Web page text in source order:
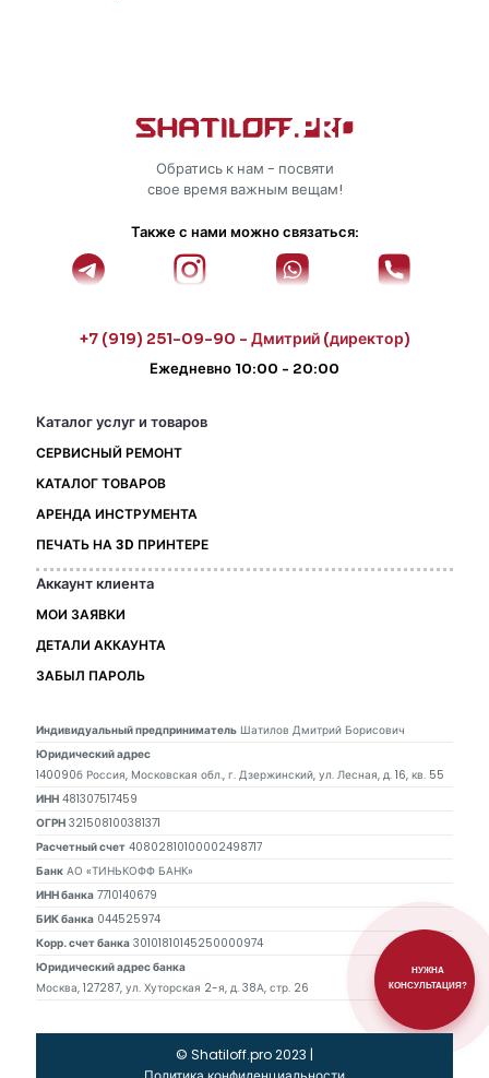
Обратись к нам - посвяти
свое время важным вещам!
Также с нами можно связаться:
+7 (919) 251-09-90 - Дмитрий (директор)
Ежедневно 10:00 - 20:00
Каталог услуг и товаров
СЕРВИСНЫЙ РЕМОНТ
КАТАЛОГ ТОВАРОВ
АРЕНДА ИНСТРУМЕНТА
ПЕЧАТЬ НА 3D ПРИНТЕРЕ
Аккаунт клиента
МОИ ЗАЯВКИ
ДЕТАЛИ АККАУНТА
ЗАБЫЛ ПАРОЛЬ
Индивидуальный предприниматель Шатилов Дмитрий Борисович
Юридический адрес
140090б Россия, Московская обл., г. Дзержинский, ул. Лесная, д. 16, кв. 55
ИНН 481307517459
ОГРН 321508100381371
Расчетный счет 40802810100002498717
Банк АО «ТИНЬКОФФ БАНК»
ИНН банка 7710140679
БИК банка 044525974
Корр. счет банка 30101810145250000974
Юридический адрес банка
Москва, 127287, ул. Хуторская 2-я, д. 38А, стр. 26
НУЖНА
КОНСУЛЬТАЦИЯ?
© Shatiloff.pro 2023 |